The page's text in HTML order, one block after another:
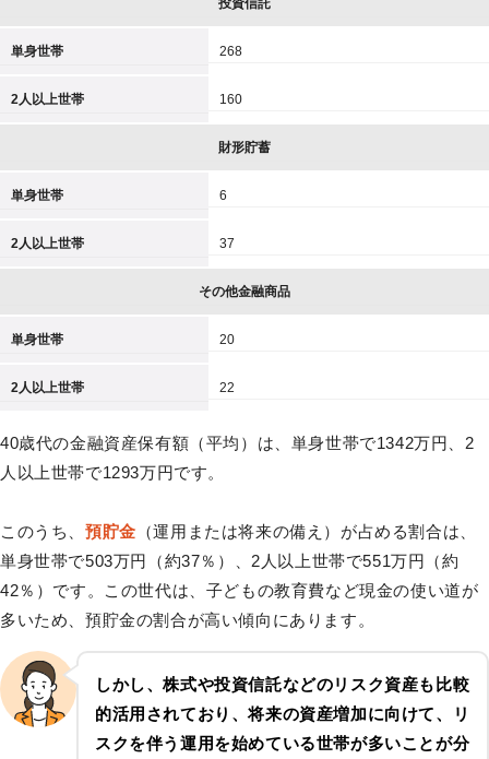
投資信託
単身世帯 268
2人以上世帯 160
財形貯蓄
単身世帯 6
2人以上世帯 37
その他金融商品
単身世帯 20
2人以上世帯 22
40歳代の金融資産保有額（平均）は、単身世帯で1342万円、2
人以上世帯で1293万円です。
このうち、 預貯金 （運用または将来の備え）が占める割合は、
単身世帯で503万円（約37％）、2人以上世帯で551万円（約
42％）です。この世代は、子どもの教育費など現金の使い道が
多いため、預貯金の割合が高い傾向にあります。
しかし、株式や投資信託などのリスク資産も比較
的活用されており、将来の資産増加に向けて、リ
スクを伴う運用を始めている世帯が多いことが分